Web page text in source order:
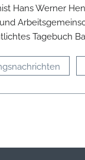
Hans Werner
Tagebuch